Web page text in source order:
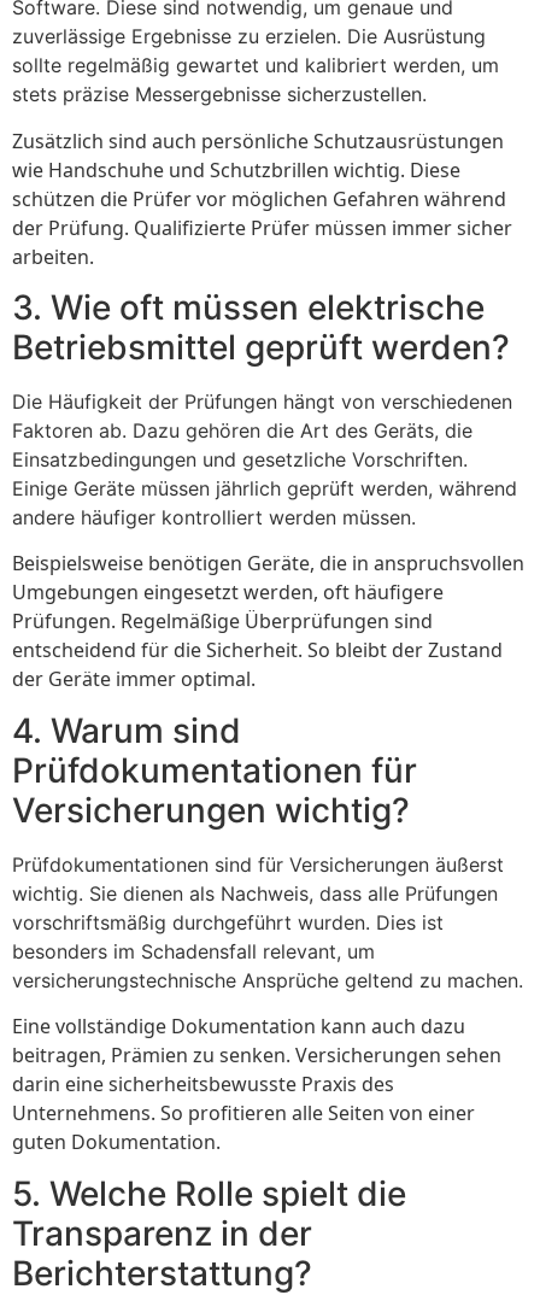
Software. Diese sind notwendig, um genaue und
zuverlässige Ergebnisse zu erzielen. Die Ausrüstung
sollte regelmäßig gewartet und kalibriert werden, um
stets präzise Messergebnisse sicherzustellen.
Zusätzlich sind auch persönliche Schutzausrüstungen
wie Handschuhe und Schutzbrillen wichtig. Diese
schützen die Prüfer vor möglichen Gefahren während
der Prüfung. Qualifizierte Prüfer müssen immer sicher
arbeiten.
3. Wie oft müssen elektrische
Betriebsmittel geprüft werden?
Die Häufigkeit der Prüfungen hängt von verschiedenen
Faktoren ab. Dazu gehören die Art des Geräts, die
Einsatzbedingungen und gesetzliche Vorschriften.
Einige Geräte müssen jährlich geprüft werden, während
andere häufiger kontrolliert werden müssen.
Beispielsweise benötigen Geräte, die in anspruchsvollen
Umgebungen eingesetzt werden, oft häufigere
Prüfungen. Regelmäßige Überprüfungen sind
entscheidend für die Sicherheit. So bleibt der Zustand
der Geräte immer optimal.
4. Warum sind
Prüfdokumentationen für
Versicherungen wichtig?
Prüfdokumentationen sind für Versicherungen äußerst
wichtig. Sie dienen als Nachweis, dass alle Prüfungen
vorschriftsmäßig durchgeführt wurden. Dies ist
besonders im Schadensfall relevant, um
versicherungstechnische Ansprüche geltend zu machen.
Eine vollständige Dokumentation kann auch dazu
beitragen, Prämien zu senken. Versicherungen sehen
darin eine sicherheitsbewusste Praxis des
Unternehmens. So profitieren alle Seiten von einer
guten Dokumentation.
5. Welche Rolle spielt die
Transparenz in der
Berichterstattung?